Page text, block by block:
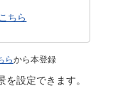
ちら
らから本登録
設定できます。